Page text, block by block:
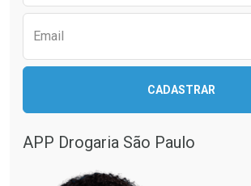
Comprar sem Desconto
Por R$ 22,99/cada
Comprar sem Desconto
Por R$ 22,99/cada
Email
CADASTRAR
APP Drogaria São Paulo